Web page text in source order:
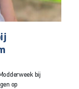
bij
op